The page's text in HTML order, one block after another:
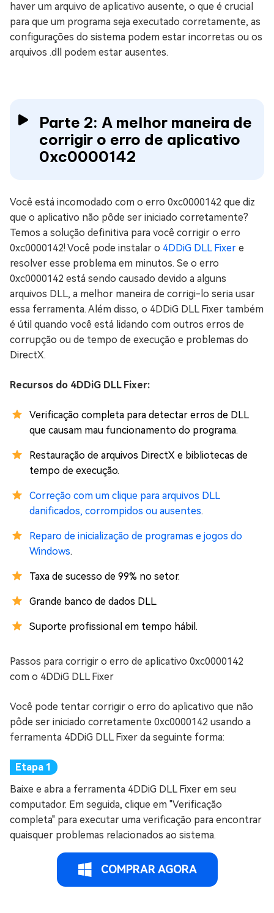
haver um arquivo de aplicativo ausente, o que é crucial
para que um programa seja executado corretamente, as
configurações do sistema podem estar incorretas ou os
arquivos .dll podem estar ausentes.
Parte 2: A melhor maneira de
corrigir o erro de aplicativo
0xc0000142
Você está incomodado com o erro 0xc0000142 que diz
que o aplicativo não pôde ser iniciado corretamente?
Temos a solução definitiva para você corrigir o erro
0xc0000142! Você pode instalar o 4DDiG DLL Fixer e
resolver esse problema em minutos. Se o erro
0xc0000142 está sendo causado devido a alguns
arquivos DLL, a melhor maneira de corrigi-lo seria usar
essa ferramenta. Além disso, o 4DDiG DLL Fixer também
é útil quando você está lidando com outros erros de
corrupção ou de tempo de execução e problemas do
DirectX.
Recursos do 4DDiG DLL Fixer:
Verificação completa para detectar erros de DLL
que causam mau funcionamento do programa.
Restauração de arquivos DirectX e bibliotecas de
tempo de execução.
Correção com um clique para arquivos DLL
danificados, corrompidos ou ausentes.
Reparo de inicialização de programas e jogos do
Windows.
Taxa de sucesso de 99% no setor.
Grande banco de dados DLL.
Suporte profissional em tempo hábil.
Passos para corrigir o erro de aplicativo 0xc0000142
com o 4DDiG DLL Fixer
Você pode tentar corrigir o erro do aplicativo que não
pôde ser iniciado corretamente 0xc0000142 usando a
ferramenta 4DDiG DLL Fixer da seguinte forma:
Baixe e abra a ferramenta 4DDiG DLL Fixer em seu
computador. Em seguida, clique em "Verificação
completa" para executar uma verificação para encontrar
quaisquer problemas relacionados ao sistema.
COMPRAR AGORA